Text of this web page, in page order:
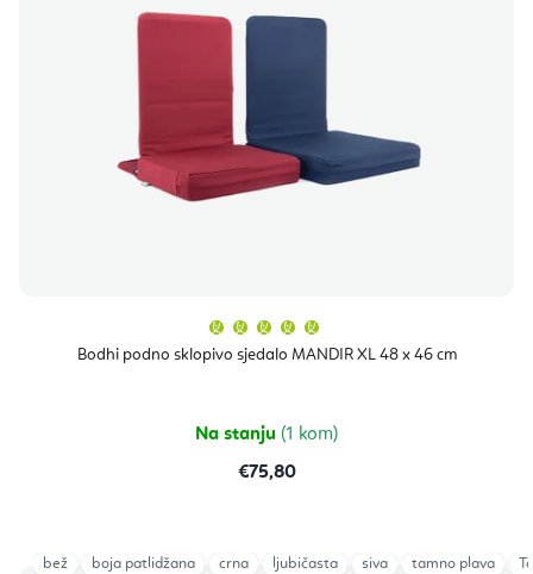
Bodhi podno sklopivo sjedalo MANDIR XL 48 x 46 cm
proizvoda
je
zvjezdica.
Na stanju (1 kom)
€75,80
bež boja patlidžana crna ljubičasta siva tamno plava